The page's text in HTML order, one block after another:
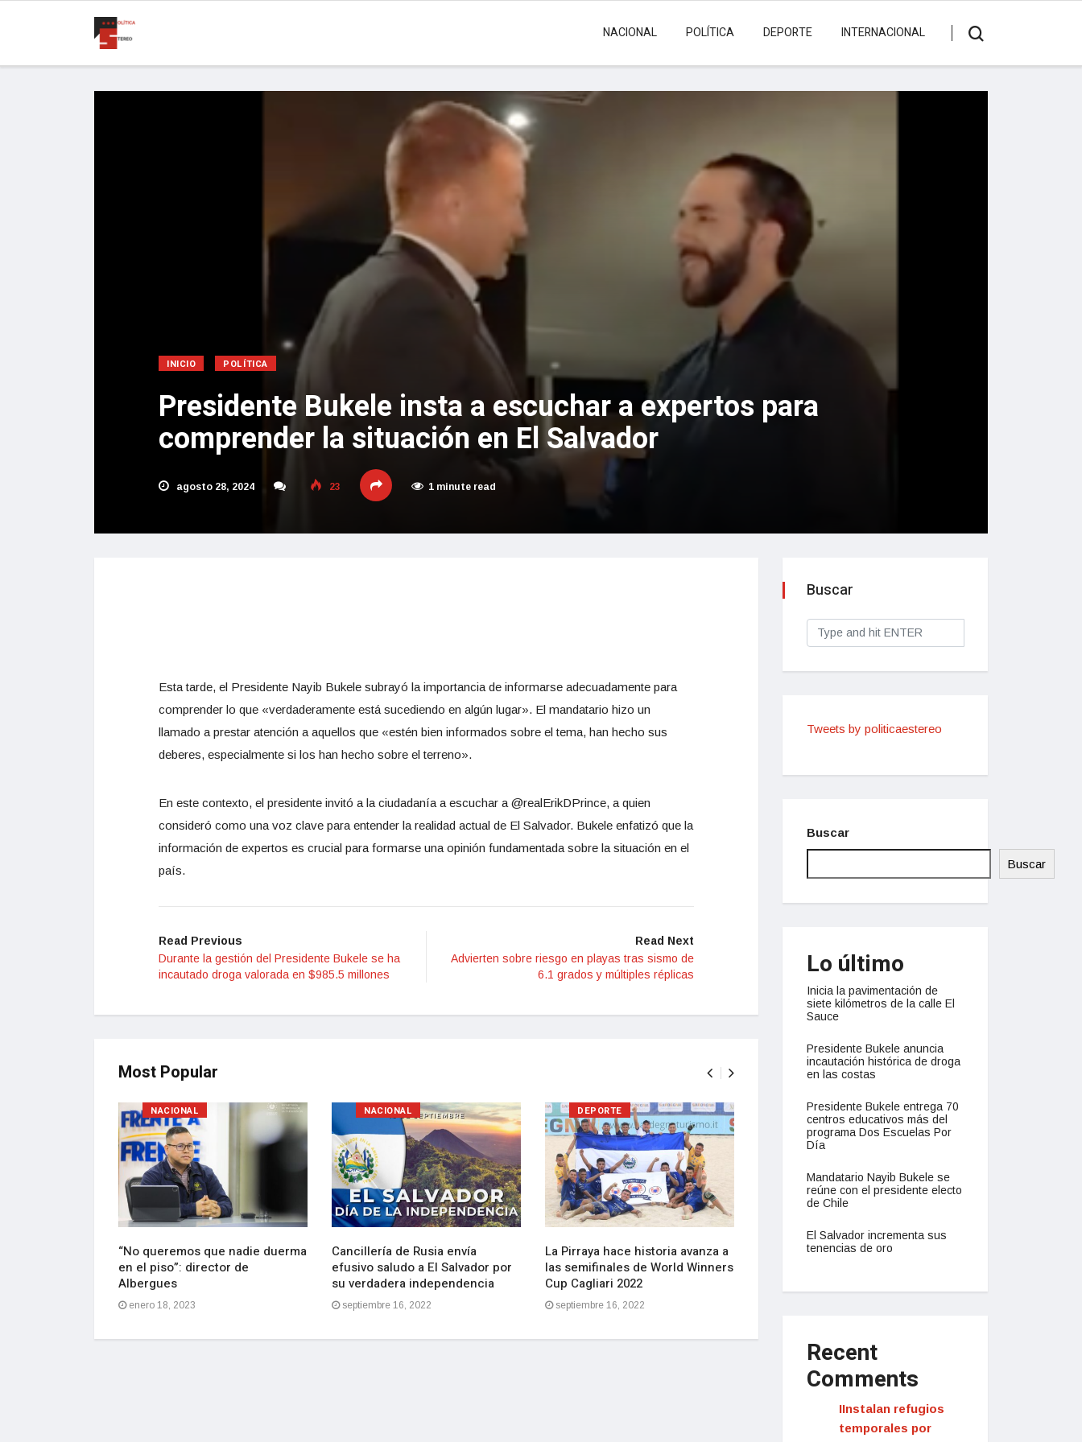
NACIONAL POLÍTICA DEPORTE INTERNACIONAL
INICIO POLÍTICA
Presidente Bukele insta a escuchar a expertos para
comprender la situación en El Salvador
agosto 28, 2024 23 1 minute read
Esta tarde, el Presidente Nayib Bukele subrayó la importancia de informarse adecuadamente para
comprender lo que «verdaderamente está sucediendo en algún lugar». El mandatario hizo un
llamado a prestar atención a aquellos que «estén bien informados sobre el tema, han hecho sus
deberes, especialmente si los han hecho sobre el terreno».
En este contexto, el presidente invitó a la ciudadanía a escuchar a @realErikDPrince, a quien
consideró como una voz clave para entender la realidad actual de El Salvador. Bukele enfatizó que la
información de expertos es crucial para formarse una opinión fundamentada sobre la situación en el
país.
Read Previous
Durante la gestión del Presidente Bukele se ha
incautado droga valorada en $985.5 millones
Read Next
Advierten sobre riesgo en playas tras sismo de
6.1 grados y múltiples réplicas
Most Popular
NACIONAL
“No queremos que nadie duerma
en el piso”: director de
Albergues
enero 18, 2023
NACIONAL
Cancillería de Rusia envía
efusivo saludo a El Salvador por
su verdadera independencia
septiembre 16, 2022
DEPORTE
La Pirraya hace historia avanza a
las semifinales de World Winners
Cup Cagliari 2022
septiembre 16, 2022
NACIONAL
Presidente Bukele anuncia su
Buscar
Tweets by politicaestereo
Buscar
Buscar
Lo último
Inicia la pavimentación de
siete kilómetros de la calle El
Sauce
Presidente Bukele anuncia
incautación histórica de droga
en las costas
Presidente Bukele entrega 70
centros educativos más del
programa Dos Escuelas Por
Día
Mandatario Nayib Bukele se
reúne con el presidente electo
de Chile
El Salvador incrementa sus
tenencias de oro
Recent
Comments
IInstalan refugios
temporales por